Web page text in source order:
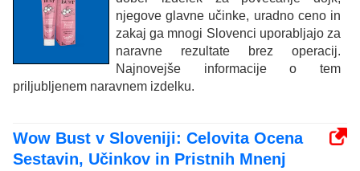
njegove glavne učinke, uradno ceno in
zakaj ga mnogi Slovenci uporabljajo za
naravne rezultate brez operacij.
Najnovejše informacije o tem
priljubljenem naravnem izdelku.
Wow Bust v Sloveniji: Celovita Ocena
Sestavin, Učinkov in Pristnih Mnenj